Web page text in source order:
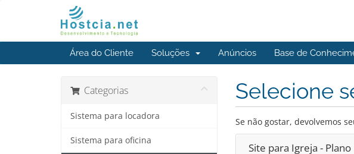
Área do Cliente Soluções Anúncios Base de
Categorias
Sistema para locadora
Sistema para oficina
Selecione
Se não gostar, devolvemos
Site para Igreja - Plano